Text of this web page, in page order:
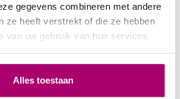
gegevens combineren met andere
ze heeft verstrekt of die ze hebben
van uw gebruik van hun services.
Alles toestaan
en burn-out behandeling variëren
therapeutische benadering. Het is
dat sommige zorgverzekeraars